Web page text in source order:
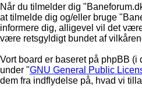
Når du tilmelder dig
at tilmelde dig og/eller bruge
informere dig, alligevel vil det
være retsgyldigt bundet af
Vort board er baseret på phpBB
under "GNU General Public
dem fra indflydelse på, hvad vi